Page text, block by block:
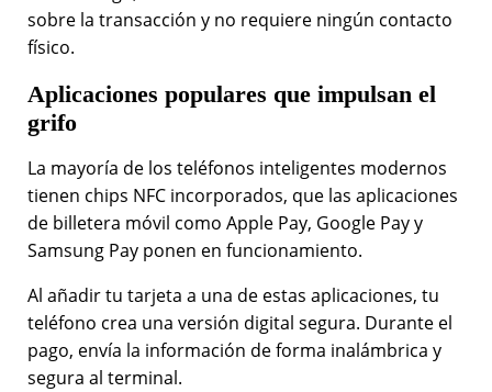
sobre la transacción y no requiere ningún contacto
físico.
Aplicaciones populares que impulsan el
grifo
La mayoría de los teléfonos inteligentes modernos
tienen chips NFC incorporados, que las aplicaciones
de billetera móvil como Apple Pay, Google Pay y
Samsung Pay ponen en funcionamiento.
Al añadir tu tarjeta a una de estas aplicaciones, tu
teléfono crea una versión digital segura. Durante el
pago, envía la información de forma inalámbrica y
segura al terminal.